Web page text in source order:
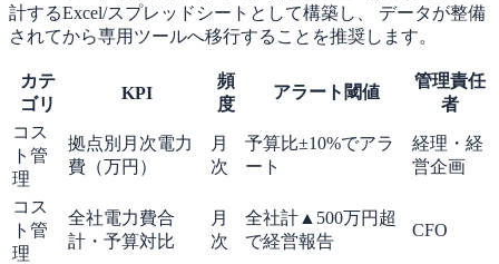
計するExcel/スプレッドシートとして構築し、 データが整備
されてから専用ツールへ移行することを推奨します。
カテ
ゴリ
KPI
頻
度
アラート閾値
管理責任
者
コス
ト管
理
拠点別月次電力
費（万円）
月
次
予算比±10%でアラ
ート
経理・経
営企画
コス
ト管
理
全社電力費合
計・予算対比
月
次
全社計▲500万円超
で経営報告
CFO